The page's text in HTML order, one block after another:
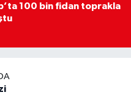
100 bin fidan toprakla